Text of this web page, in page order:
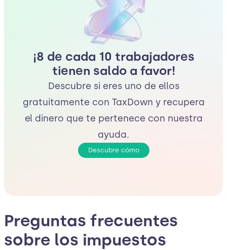
¡8 de cada 10 trabajadores
tienen saldo a favor!
Descubre si eres uno de ellos
gratuitamente con TaxDown y recupera
el dinero que te pertenece con nuestra
ayuda.
Descubre cómo
Preguntas frecuentes
sobre los impuestos